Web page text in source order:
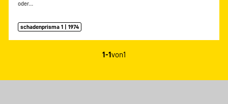
oder…
schadenprisma 1 | 1974
1-1von1